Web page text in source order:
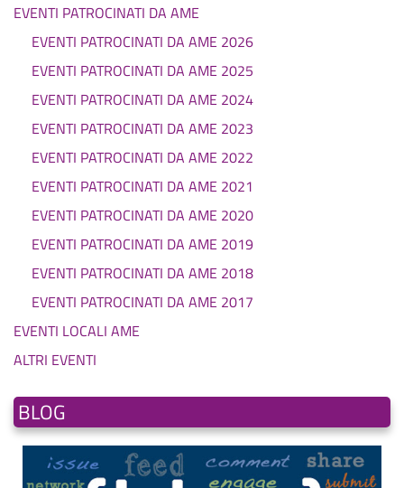
EVENTI PATROCINATI DA AME
EVENTI PATROCINATI DA AME 2026
EVENTI PATROCINATI DA AME 2025
EVENTI PATROCINATI DA AME 2024
EVENTI PATROCINATI DA AME 2023
EVENTI PATROCINATI DA AME 2022
EVENTI PATROCINATI DA AME 2021
EVENTI PATROCINATI DA AME 2020
EVENTI PATROCINATI DA AME 2019
EVENTI PATROCINATI DA AME 2018
EVENTI PATROCINATI DA AME 2017
EVENTI LOCALI AME
ALTRI EVENTI
BLOG